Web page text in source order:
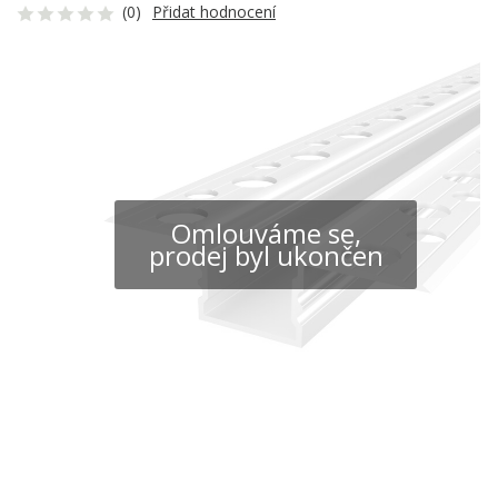
Omlouváme se,
prodej byl ukončen
(0) Přidat hodnocení